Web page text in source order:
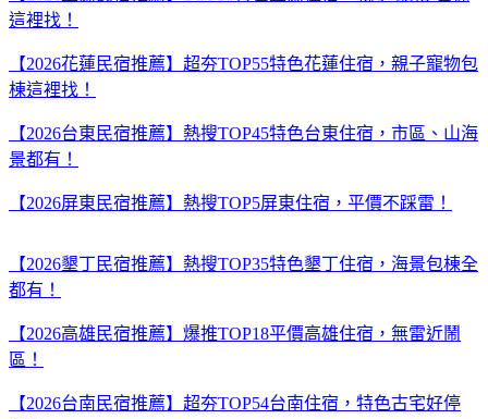
這裡找！
【2026花蓮民宿推薦】超夯TOP55特色花蓮住宿，親子寵物包
棟這裡找！
【2026台東民宿推薦】熱搜TOP45特色台東住宿，市區、山海
景都有！
【2026屏東民宿推薦】熱搜TOP5屏東住宿，平價不踩雷！
【2026墾丁民宿推薦】熱搜TOP35特色墾丁住宿，海景包棟全
都有！
【2026高雄民宿推薦】爆推TOP18平價高雄住宿，無雷近鬧
區！
【2026台南民宿推薦】超夯TOP54台南住宿，特色古宅好停